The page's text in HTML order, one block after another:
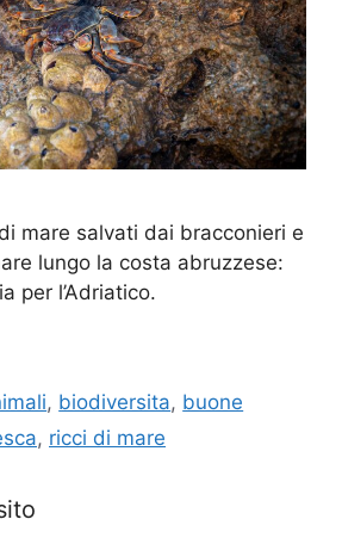
mare salvati dai bracconieri e
lungo la costa abruzzese:
per l’Adriatico.
, biodiversita, buone
, ricci di mare